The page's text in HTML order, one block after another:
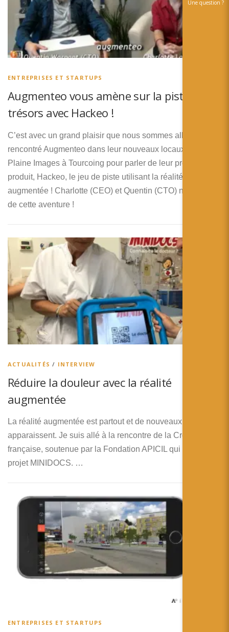
ENTREPRISES ET STARTUPS
Augmenteo vous amène sur la piste des
trésors avec Hackeo !
C’est avec un grand plaisir que nous sommes allés
rencontré Augmenteo dans leur nouveaux locaux de la
Plaine Images à Tourcoing pour parler de leur premier
produit, Hackeo, le jeu de piste utilisant la réalité
augmentée ! Charlotte (CEO) et Quentin (CTO) nous parle
de cette aventure !
ACTUALITÉS / INTERVIEW
Réduire la douleur avec la réalité
augmentée
La réalité augmentée est partout et de nouveaux usages
apparaissent. Je suis allé à la rencontre de la Croix-Rouge
française, soutenue par la Fondation APICIL qui mène le
projet MINIDOCS. …
ENTREPRISES ET STARTUPS
Une question ?